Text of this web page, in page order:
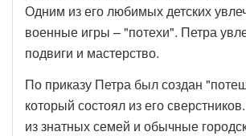
Одним из его любимых детских
военные игры – "потехи". Петра
подвиги и мастерство.
По приказу Петра был создан
который состоял из его
из знатных семей и обычные